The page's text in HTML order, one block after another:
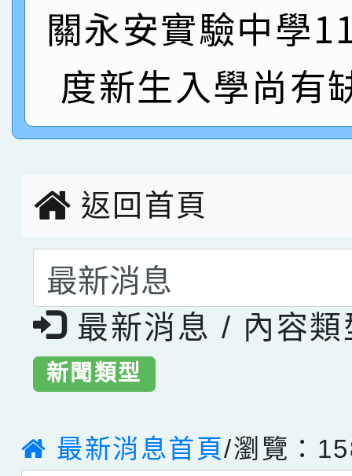
名 指導老師王老師、
園市英語競賽國小朗讀
指導老師林老師
賀！本校參加桃園市中
賽 劉文瑛教師榮獲教
賀！本校參與2026世
市賽榮獲科學小創客佳
關永安實驗中學
度新生入學尚有
返回首頁
選擇後頁面內容會更
最新消息 / 內容類
新聞類型
最新消息首頁/瀏覽：